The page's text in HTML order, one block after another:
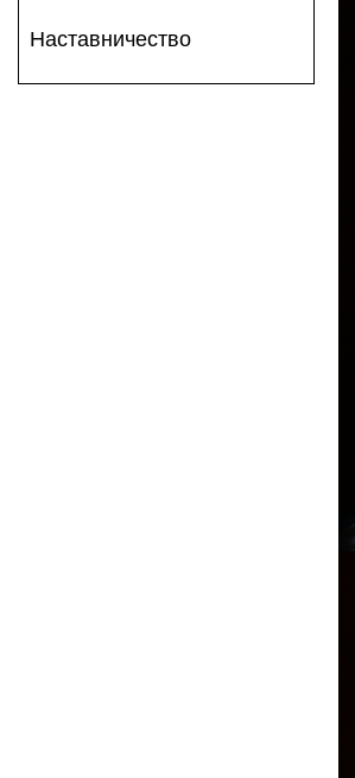
Наставничество